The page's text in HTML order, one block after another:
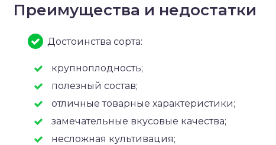
Преимущества и недостатки
Достоинства сорта:
крупноплодность;
полезный состав;
отличные товарные характеристики;
замечательные вкусовые качества;
несложная культивация;